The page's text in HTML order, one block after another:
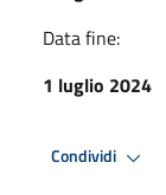
Data fine:
1 luglio 2024
Condividi